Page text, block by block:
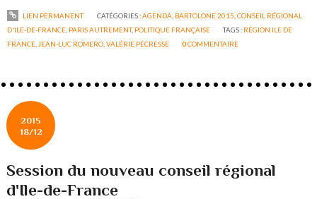
LIEN PERMANENT CATÉGORIES :AGENDA BARTOLONE 2015 CONSEIL RÉGIONAL
D'ILE-DE-FRANCE PARIS AUTREMENT, POLITIQUE FRANÇAISE TAGS : RÉGION ILE DE
FRANCE JEAN-LUC ROMERO ,VALÉRIE PÉCRESSE 0COMMENTAIRE
2015
18/12
Session du nouveau conseil régional
d'Ile-de-France